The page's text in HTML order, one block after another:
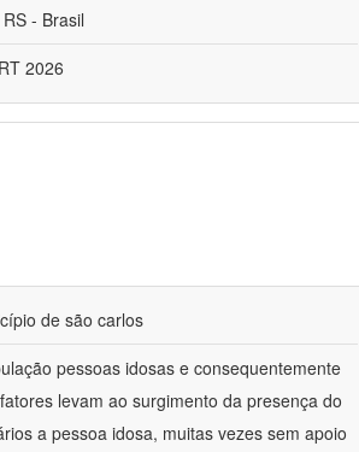
- Brasil
2026
de são carlos
pessoas idosas e consequentemente
levam ao surgimento da presença do
a pessoa idosa, muitas vezes sem apoio